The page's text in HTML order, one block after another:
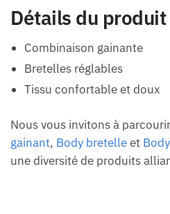
Détails du produit
Combinaison gainante
Bretelles réglables
Tissu confortable et doux
Nous vous invitons à
gainant, Body bretelleet
une diversité de produits